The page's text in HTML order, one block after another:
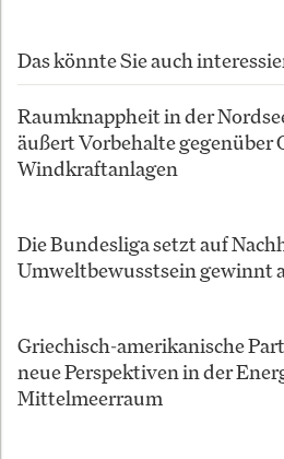
Das könnte Sie auch
Raumknappheit in der
äußert Vorbehalte gegenüber
Windkraftanlagen
Die Bundesliga setzt auf
Umweltbewusstsein gewinnt
Griechisch-amerikanische
neue Perspektiven in der
Mittelmeerraum